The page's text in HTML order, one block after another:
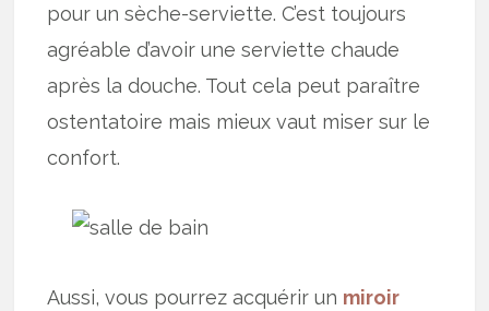
pour un sèche-serviette. C’est toujours
agréable d’avoir une serviette chaude
après la douche. Tout cela peut paraître
ostentatoire mais mieux vaut miser sur le
confort.
Aussi, vous pourrez acquérir un miroir